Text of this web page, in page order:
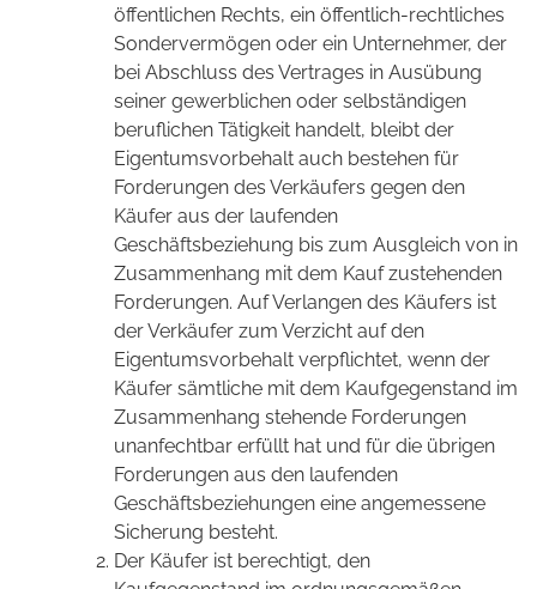
öffentlichen Rechts, ein öffentlich-rechtliches
Sondervermögen oder ein Unternehmer, der
bei Abschluss des Vertrages in Ausübung
seiner gewerblichen oder selbständigen
beruflichen Tätigkeit handelt, bleibt der
Eigentumsvorbehalt auch bestehen für
Forderungen des Verkäufers gegen den
Käufer aus der laufenden
Geschäftsbeziehung bis zum Ausgleich von in
Zusammenhang mit dem Kauf zustehenden
Forderungen. Auf Verlangen des Käufers ist
der Verkäufer zum Verzicht auf den
Eigentumsvorbehalt verpflichtet, wenn der
Käufer sämtliche mit dem Kaufgegenstand im
Zusammenhang stehende Forderungen
unanfechtbar erfüllt hat und für die übrigen
Forderungen aus den laufenden
Geschäftsbeziehungen eine angemessene
Sicherung besteht.
Der Käufer ist berechtigt, den